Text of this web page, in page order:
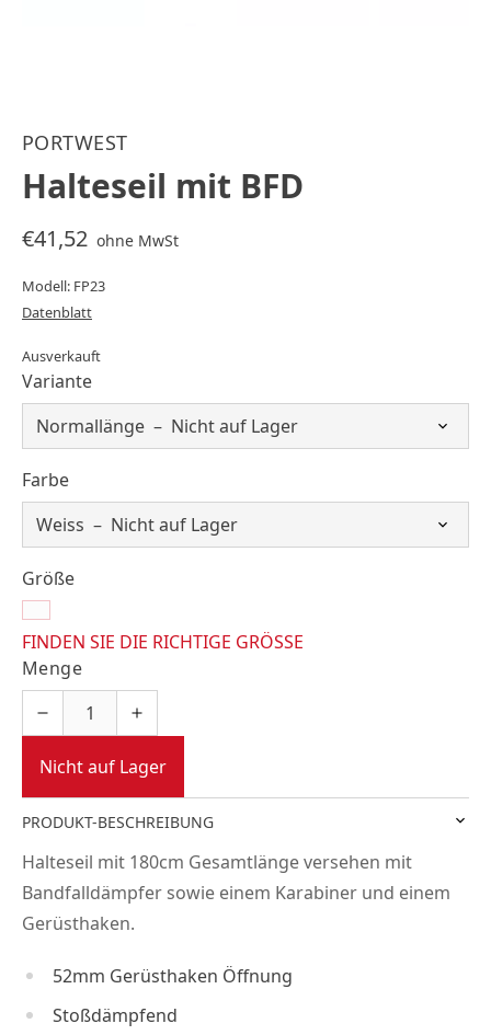
PORTWEST
Halteseil mit BFD
€41,52 ohne MwSt
Modell: FP23
Datenblatt
Ausverkauft
Variante
Farbe
Größe
FINDEN SIE DIE RICHTIGE GRÖSSE
Menge
Nicht auf Lager
PRODUKT-BESCHREIBUNG
Halteseil mit 180cm Gesamtlänge versehen mit
Bandfalldämpfer sowie einem Karabiner und einem
Gerüsthaken.
52mm Gerüsthaken Öffnung
Stoßdämpfend